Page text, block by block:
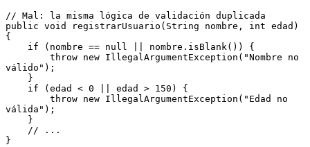
// Mal: la misma lógica de validación duplicada
public void registrarUsuario(String nombre, int edad)
{
if (nombre == null || nombre.isBlank()) {
válido");
}
if (edad < 0 || edad > 150) {
válida");
}
// ...
}